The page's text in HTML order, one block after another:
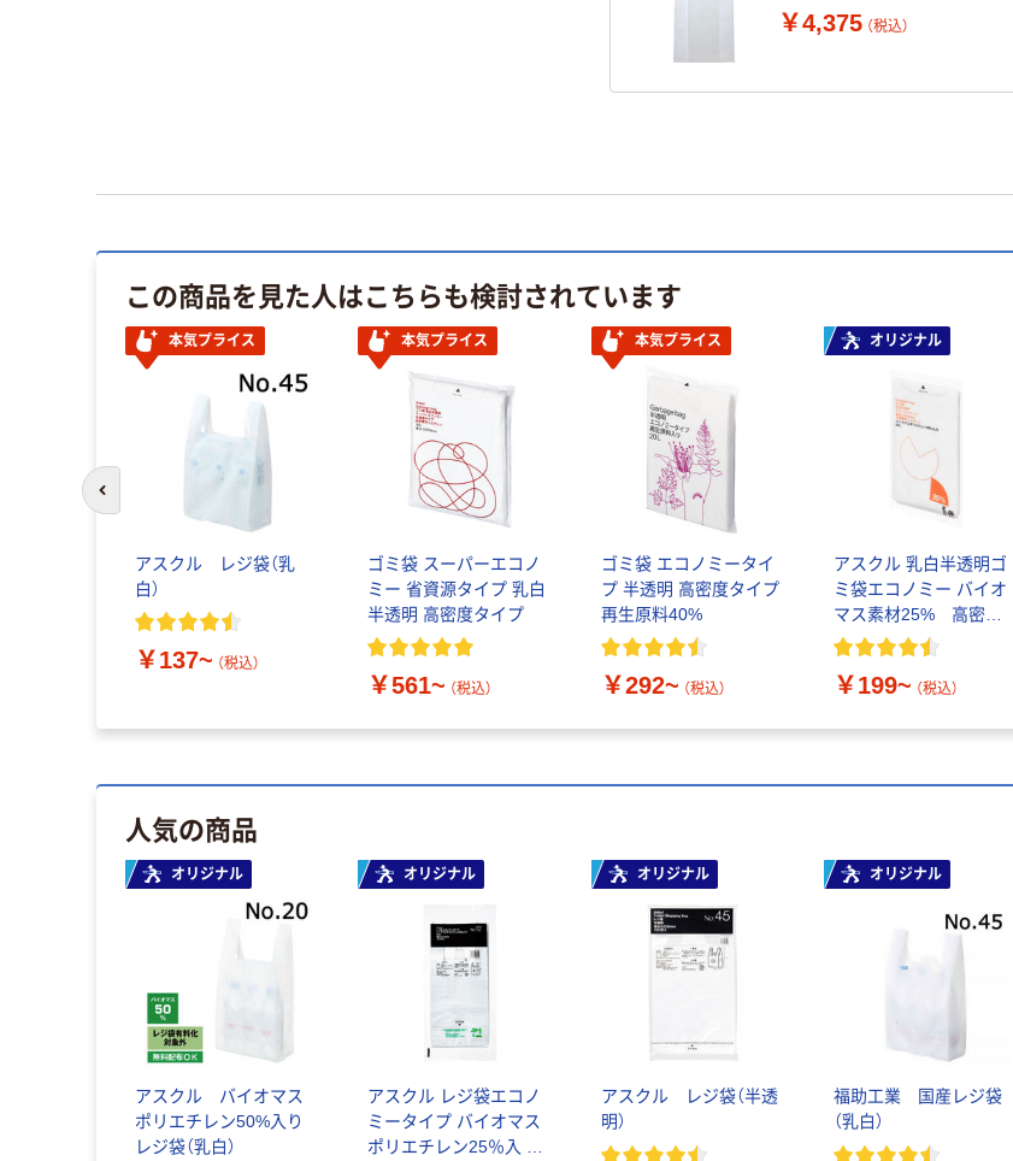
￥4,375 （税込）
この商品を見た人はこちらも検討されています
本気プライス
アスクル レジ袋（乳
白）
￥137~ （税込）
本気プライス
ゴミ袋 スーパーエコノ
ミー 省資源タイプ 乳白
半透明 高密度タイプ
￥561~ （税込）
本気プライス
ゴミ袋 エコノミータイ
プ 半透明 高密度タイプ
再生原料40%
￥292~ （税込）
オリジナル
アスクル 乳白半透明ゴ
ミ袋エコノミー バイオ
マス素材25% 高密度
タイプ
0L
￥199~ （税込）
人気の商品
オリジナル
アスクル バイオマス
ポリエチレン50%入り
レジ袋（乳白）
オリジナル
アスクル レジ袋エコノ
ミータイプ バイオマス
ポリエチレン25％入 乳
オリジナル
アスクル レジ袋（半透
明）
オリジナル
福助工業 国産レジ袋
（乳白）